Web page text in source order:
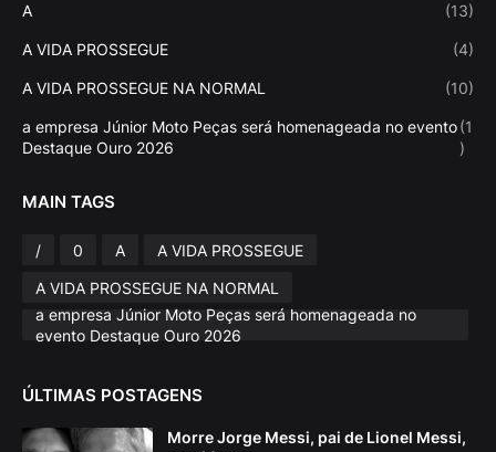
A (13)
A VIDA PROSSEGUE (4)
A VIDA PROSSEGUE NA NORMAL (10)
a empresa Júnior Moto Peças será homenageada no evento
Destaque Ouro 2026
(1
)
MAIN TAGS
/ 0 A
A VIDA PROSSEGUE
A VIDA PROSSEGUE NA NORMAL
a empresa Júnior Moto Peças será homenageada no
evento Destaque Ouro 2026
ÚLTIMAS POSTAGENS
Morre Jorge Messi, pai de Lionel Messi,